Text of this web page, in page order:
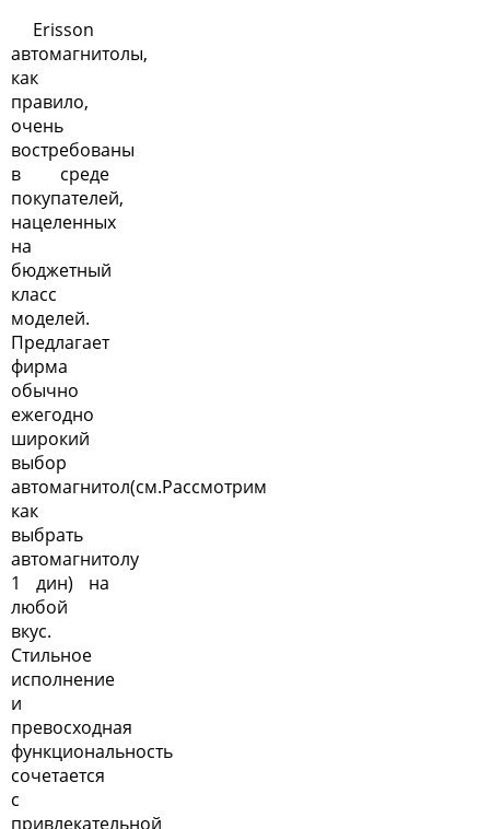
Erisson
автомагнитолы,
как
правило,
очень
востребованы
в среде
покупателей,
нацеленных
на
бюджетный
класс
моделей.
Предлагает
фирма
обычно
ежегодно
широкий
выбор
автомагнитол(см.Рассмотрим
как
выбрать
автомагнитолу
1 дин) на
любой
вкус.
Стильное
исполнение
и
превосходная
функциональность
сочетается
с
привлекательной